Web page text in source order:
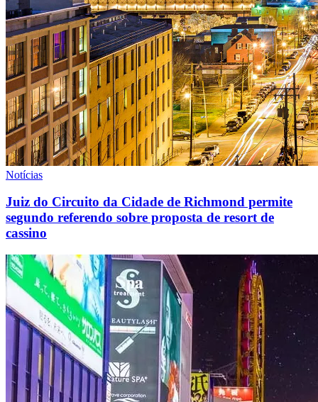
Notícias
Juiz do Circuito da Cidade de Richmond permite
segundo referendo sobre proposta de resort de
cassino